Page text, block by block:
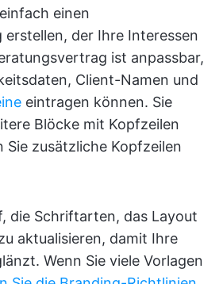
einen
der Ihre Interessen
ist anpassbar,
Client-Namen und
eintragen können. Sie
Blöcke mit Kopfzeilen
Sie zusätzliche Kopfzeilen
die Schriftarten, das Layout
aktualisieren, damit Ihre
Wenn Sie viele Vorlagen